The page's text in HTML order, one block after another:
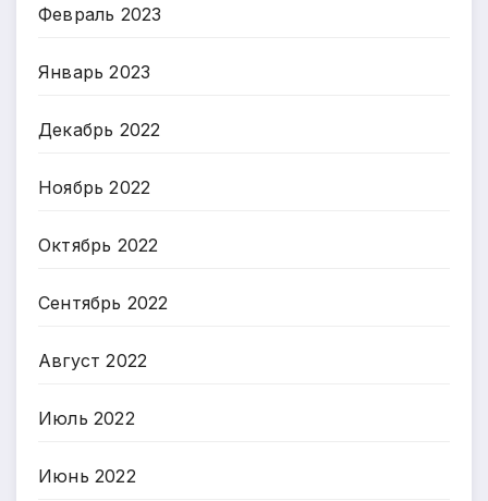
Февраль 2023
Январь 2023
Декабрь 2022
Ноябрь 2022
Октябрь 2022
Сентябрь 2022
Август 2022
Июль 2022
Июнь 2022